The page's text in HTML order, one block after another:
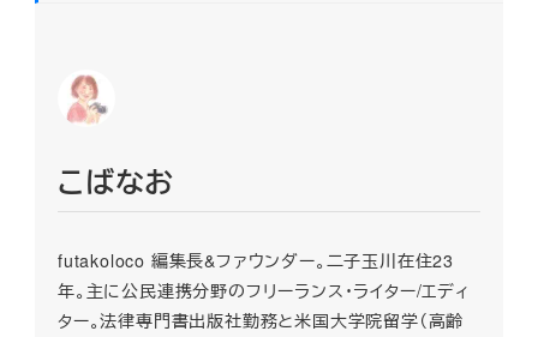
こばなお
futakoloco 編集長&ファウンダー。二子玉川在住23
年。主に公民連携分野のフリーランス・ライター/エディ
ター。法律専門書出版社勤務と米国大学院留学（高齢